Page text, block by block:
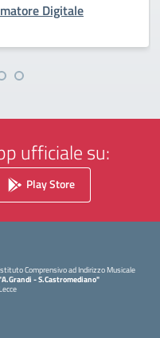
Digitale
ufficiale su:
Play Store
Comprensivo ad Indirizzo Musicale
- S.Castromediano"